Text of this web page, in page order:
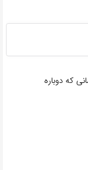
که دوباره